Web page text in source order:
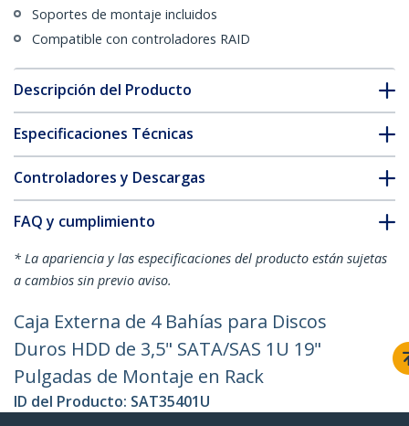
Soportes de montaje incluidos
Compatible con controladores RAID
Descripción del Producto
Especificaciones Técnicas
Controladores y Descargas
FAQ y cumplimiento
* La apariencia y las especificaciones del producto están sujetas
a cambios sin previo aviso.
Caja Externa de 4 Bahías para Discos
Duros HDD de 3,5" SATA/SAS 1U 19"
Pulgadas de Montaje en Rack
ID del Producto: SAT35401U